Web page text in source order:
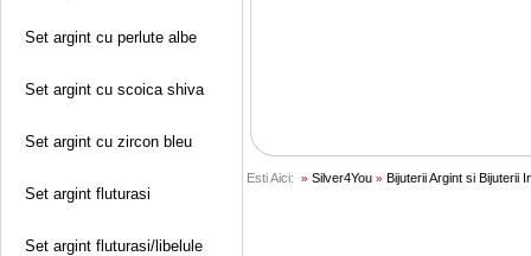
Set argint cu perlute albe
Set argint cu scoica shiva
Set argint cu zircon bleu
Set argint fluturasi
Set argint fluturasi/libelule
Esti Aici: » Silver4You » Bijuterii Argint si Bijuterii